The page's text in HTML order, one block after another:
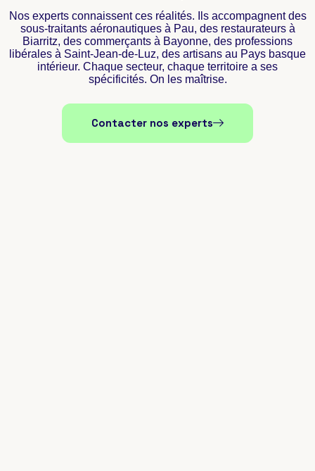
Contacter nos experts
Nos experts connaissent ces réalités. Ils accompagnent des
sous-traitants aéronautiques à Pau, des restaurateurs à
Biarritz, des commerçants à Bayonne, des professions
libérales à Saint-Jean-de-Luz, des artisans au Pays basque
intérieur. Chaque secteur, chaque territoire a ses
spécificités. On les maîtrise.